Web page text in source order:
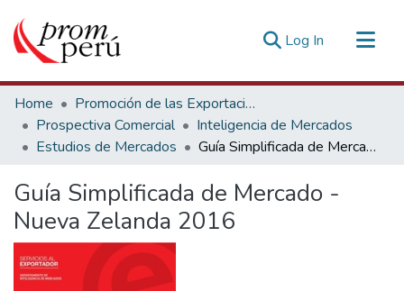
Log In (current)
Communities & Collections
All of DSpace
Statistics
Estadísticas Externas
Home
Promoción de las Exportaciones
Prospectiva Comercial
Inteligencia de Mercados
Estudios de Mercados
Guía Simplificada de Mercado - Nueva Zelanda 2016
Guía Simplificada de Mercado -
Nueva Zelanda 2016